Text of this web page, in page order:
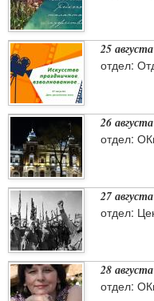
25
отдел:
26
отдел:
27
отдел:
28
отдел: